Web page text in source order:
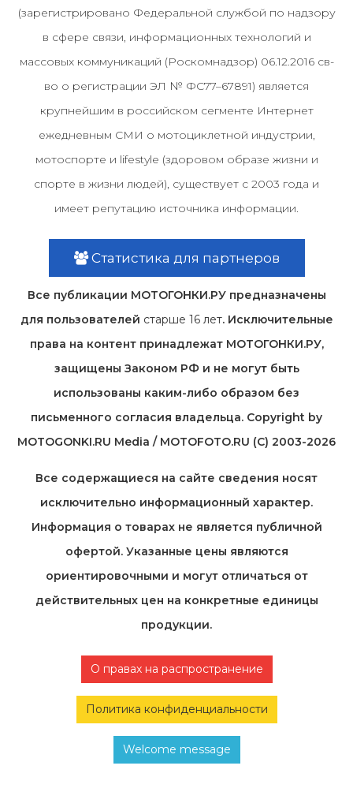
(зарегистрировано Федеральной службой по надзору
в сфере связи, информационных технологий и
массовых коммуникаций (Роскомнадзор) 06.12.2016 св-
во о регистрации ЭЛ № ФС77–67891) является
крупнейшим в российском сегменте Интернет
ежедневным СМИ о мотоциклетной индустрии,
мотоспорте и lifestyle (здоровом образе жизни и
спорте в жизни людей), существует с 2003 года и
имеет репутацию источника информации.
Статистика для партнеров
Все публикации МОТОГОНКИ.РУ предназначены
для пользователей старше 16 лет. Исключительные
права на контент принадлежат МОТОГОНКИ.РУ,
защищены Законом РФ и не могут быть
использованы каким-либо образом без
письменного согласия владельца. Copyright by
MOTOGONKI.RU Media / MOTOFOTO.RU (C) 2003-2026
Все содержащиеся на cайте сведения носят
исключительно информационный характер.
Информация о товарах не является публичной
офертой. Указанные цены являются
ориентировочными и могут отличаться от
действительных цен на конкретные единицы
продукции.
О правах на распространение
Политика конфиденциальности
Welcome message